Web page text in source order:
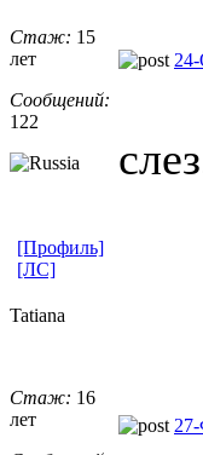
Стаж: 15
лет
Сообщений:
122
[Профиль]
[ЛС]
Tatiana
Стаж: 16
лет